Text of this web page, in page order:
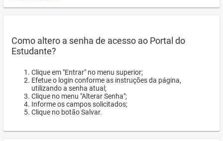
Como altero a senha de acesso ao Portal do
Estudante?
Clique em "Entrar" no menu superior;
Efetue o login conforme as instruções da página,
utilizando a senha atual;
Clique no menu "Alterar Senha";
Informe os campos solicitados;
Clique no botão Salvar.